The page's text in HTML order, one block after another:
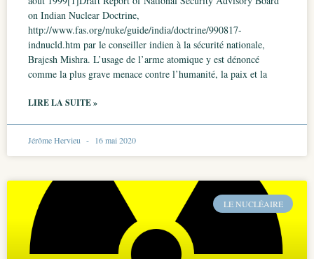
on Indian Nuclear Doctrine,
http://www.fas.org/nuke/guide/india/doctrine/990817-
indnucld.htm par le conseiller indien à la sécurité nationale,
Brajesh Mishra. L’usage de l’arme atomique y est dénoncé
comme la plus grave menace contre l’humanité, la paix et la
LIRE LA SUITE »
Jérôme Hervieu 16 mai 2020
LE NUCLÉAIRE